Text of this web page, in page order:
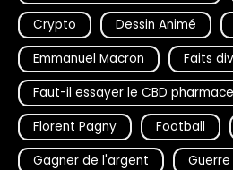
Crypto
Dessin Animé
Emmanuel Macron
Faits
Faut-il essayer le CBD
Florent Pagny
Football
Gagner de l'argent
Guerre